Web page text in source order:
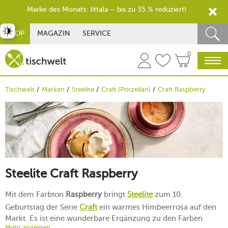
SHOP MAGAZIN SERVICE
0
Tischwelt Marken Steelite Craft (Porzellan) Craft Raspberry
Steelite Craft Raspberry
Mit dem Farbton Raspberry bringt Steelitezum 10.
Geburtstag der Serie Craftein warmes Himbeerrosa auf den
Markt. Es ist eine wunderbare Ergänzung zu den Farben
umschalten
Marke des Monats: Iittala – bis zu 35 % reduziert!